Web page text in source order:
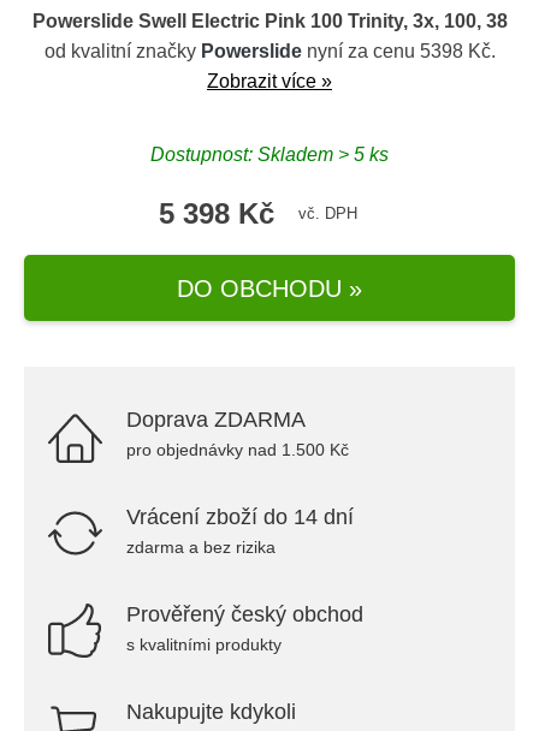
Powerslide Swell Electric Pink 100 Trinity, 3x, 100, 38
od kvalitní značky Powerslidenyní za cenu 5398 Kč.
Zobrazit více »
Dostupnost: Skladem > 5 ks
5 398 Kč vč. DPH
DO OBCHODU »
Doprava ZDARMA
pro objednávky nad 1.500 Kč
Vrácení zboží do 14 dní
zdarma a bez rizika
Prověřený český obchod
s kvalitními produkty
Nakupujte kdykoli